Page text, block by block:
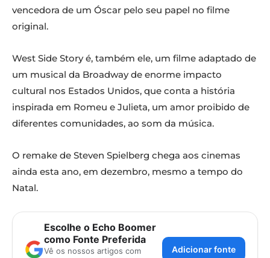
vencedora de um Óscar pelo seu papel no filme
original.
West Side Story é, também ele, um filme adaptado de
um musical da Broadway de enorme impacto
cultural nos Estados Unidos, que conta a história
inspirada em Romeu e Julieta, um amor proibido de
diferentes comunidades, ao som da música.
O remake de Steven Spielberg chega aos cinemas
ainda esta ano, em dezembro, mesmo a tempo do
Natal.
Escolhe o Echo Boomer
como Fonte Preferida
Vê os nossos artigos com
Adicionar fonte